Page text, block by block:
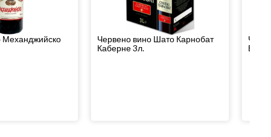
Механджийско
Червено вино Шато Карнобат
Каберне 3л.